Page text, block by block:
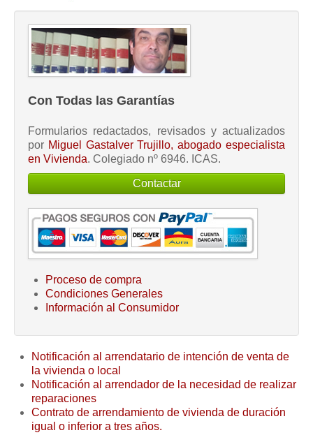
Con Todas las Garantías
Formularios redactados, revisados y actualizados
por Miguel Gastalver Trujillo, abogado especialista
en Vivienda. Colegiado nº 6946. ICAS.
Contactar
Proceso de compra
Condiciones Generales
Información al Consumidor
Notificación al arrendatario de intención de venta de
la vivienda o local
Notificación al arrendador de la necesidad de realizar
reparaciones
Contrato de arrendamiento de vivienda de duración
igual o inferior a tres años.